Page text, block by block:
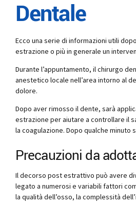
Dentale
Ecco una serie di informazioni utili
estrazione o più in generale un
Durante l’appuntamento, il chirurgo
anestetico locale nell’area intorno al
dolore.
Dopo aver rimosso il dente, sarà
estrazione per aiutare a controllare il
la coagulazione. Dopo qualche minuto
Precauzioni da
Il decorso post estrattivo può avere
legato a numerosi e variabili fattori
la qualità dell’osso, la complessità